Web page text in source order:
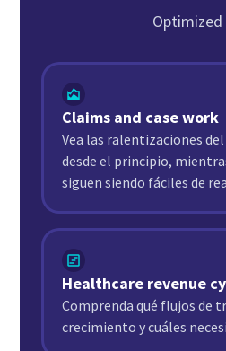
Claims and case work
Vea las ralentizaciones
desde el principio,
siguen siendo fáciles de
Healthcare revenue
Comprenda qué flujos de
crecimiento y cuáles